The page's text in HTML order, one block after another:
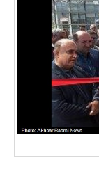
بانک، بیمه و سرمایه
مسکن و ساختمان